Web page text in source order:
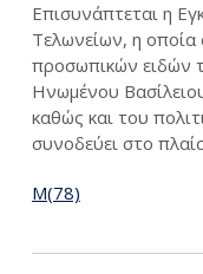
Eπισυνάπτεται η
Τελωνείων, η οποία
προσωπικών ειδών
Ηνωμένου
καθώς και του
συνοδεύει στο
Μ(78)